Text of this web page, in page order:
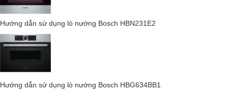
Nấu Ăn Tự Động Thông Minh Với V-ZUG
Hướng dẫn sử dụng lò nướng Bosch HBN231E2
Hướng dẫn sử dụng lò nướng Bosch HBG634BB1